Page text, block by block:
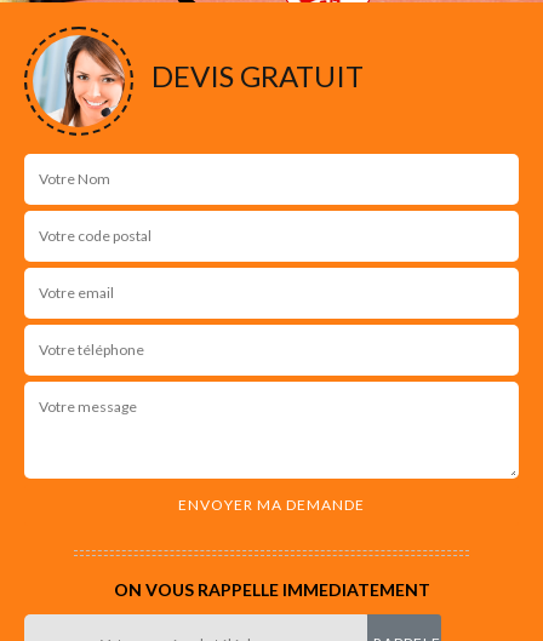
DEVIS GRATUIT
ON VOUS RAPPELLE IMMEDIATEMENT